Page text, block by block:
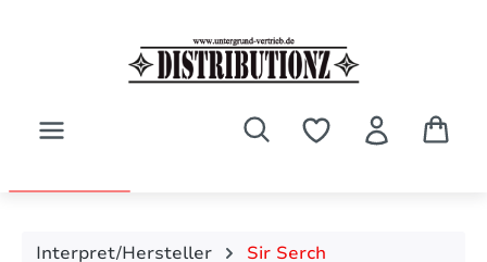
Interpret/Hersteller Sir Serch